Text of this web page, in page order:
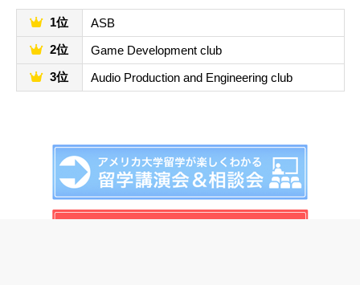
1位
ASB
2位
Game Development club
3位
Audio Production and Engineering club